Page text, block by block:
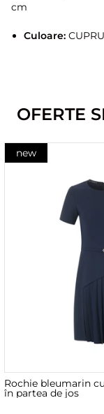
cm
Culoare:CUPRU
OFERTE
new
Rochie bleumarin
în partea de jos